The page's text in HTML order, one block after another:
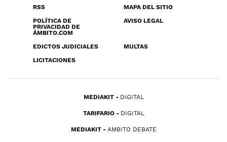
RSS
MAPA DEL SITIO
POLÍTICA DE
PRIVACIDAD DE
ÁMBITO.COM
AVISO LEGAL
EDICTOS JUDICIALES
MULTAS
LICITACIONES
MEDIAKIT DIGITAL
TARIFARIO DIGITAL
MEDIAKIT AMBITO DEBATE